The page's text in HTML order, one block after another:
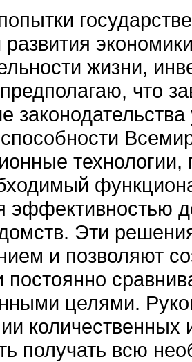
развития
жизни,
что
эффективностью
Эти
и позволяют
постоянно
целями.
количественных
получать всю